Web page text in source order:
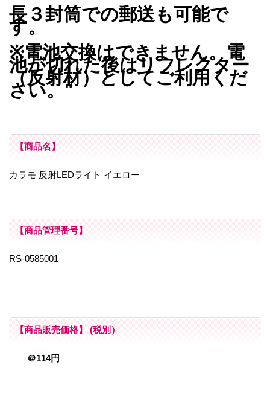
長３封筒での郵送も可能で
す。
※電池交換はできません。電
池が切れた後はリフレクター
（反射材）としてご利用くだ
さい。"
【商品名】
カラモ 反射LEDライト イエロー
【商品管理番号】
RS-0585001
【商品販売価格】 (税別）
＠114円